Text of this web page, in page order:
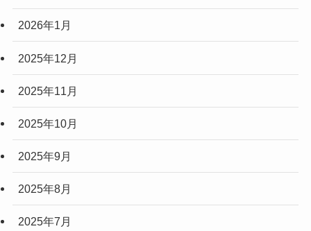
2026年1月
2025年12月
2025年11月
2025年10月
2025年9月
2025年8月
2025年7月